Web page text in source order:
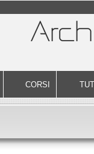
CORSI